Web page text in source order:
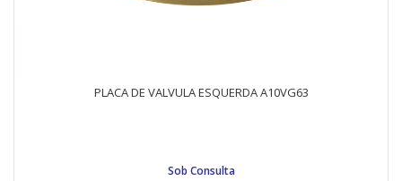
PLACA DE VALVULA ESQUERDA A10VG63
Sob Consulta